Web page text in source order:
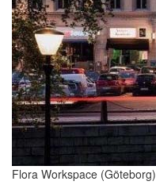
Flora Workspace (Göteborg)